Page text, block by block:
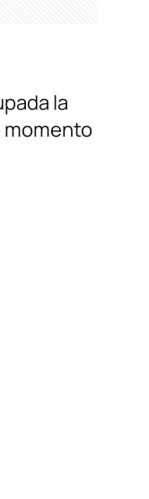
la
momento